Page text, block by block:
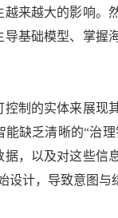
来越大的影响。
基础模型、掌握
制的实体来展现
缺乏清晰的“治
，以及对这些信
计，导致意图与